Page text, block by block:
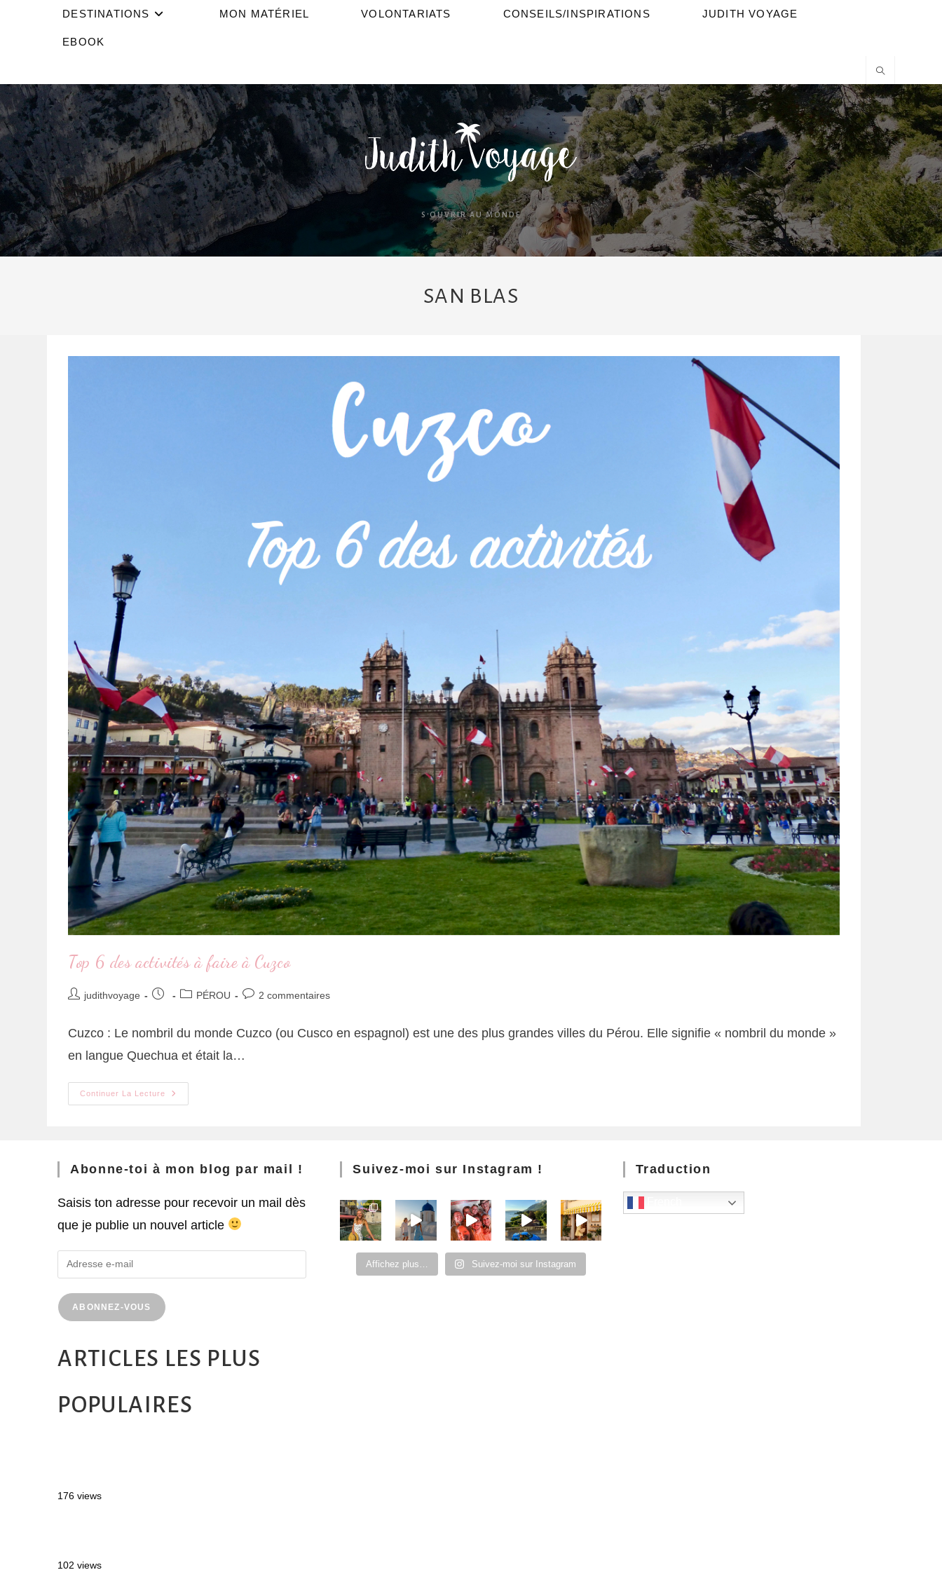
DESTINATIONS MON MATÉRIEL VOLONTARIATS CONSEILS/INSPIRATIONS JUDITH VOYAGE
EBOOK
S'OUVRIR AU MONDE
SAN BLAS
Top 6 des activités à faire à Cuzco
judithvoyage PÉROU 2 commentaires
Cuzco : Le nombril du monde Cuzco (ou Cusco en espagnol) est une des plus grandes villes du Pérou. Elle signifie « nombril du monde »
en langue Quechua et était la…
Continuer La Lecture
Abonne-toi à mon blog par mail !
Saisis ton adresse pour recevoir un mail dès
que je publie un nouvel article
ABONNEZ-VOUS
ARTICLES LES PLUS
POPULAIRES
176 views
102 views
Suivez-moi sur Instagram !
Affichez plus… Suivez-moi sur Instagram
Traduction